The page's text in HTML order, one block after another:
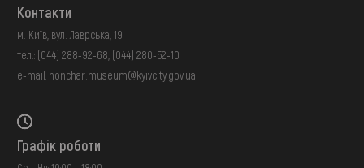
Контакти
м. Київ, вул. Лаврська, 19
тел.: (044) 288-92-68 (044) 280-52-10
e-mail: honchar.museum@kyivcity.gov.ua
Графік роботи